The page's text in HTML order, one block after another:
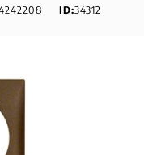
ID:34312